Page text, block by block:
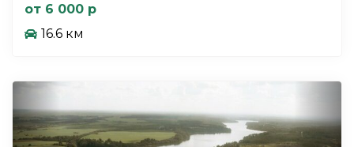
от 6 000 р
16.6 км